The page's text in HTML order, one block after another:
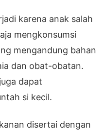
karena anak salah
mengkonsumsi
mengandung bahan
dan obat-obatan.
dapat
si kecil.
disertai dengan